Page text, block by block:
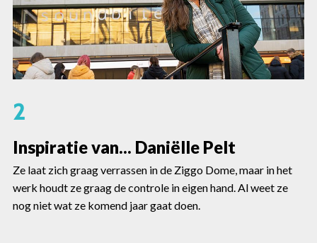
2
Inspiratie van... Daniëlle Pelt
Ze laat zich graag verrassen in de Ziggo Dome, maar in het
werk houdt ze graag de controle in eigen hand. Al weet ze
nog niet wat ze komend jaar gaat doen.